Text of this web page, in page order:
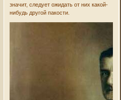
значит, следует ожидать от них какой-
нибудь другой пакости.